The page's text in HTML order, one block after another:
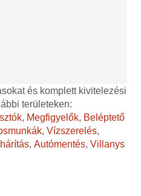
és komplett kivitelezési
területeken:
, Megfigyelők, Beléptető
, Vízszerelés,
, Autómentés, Villanys